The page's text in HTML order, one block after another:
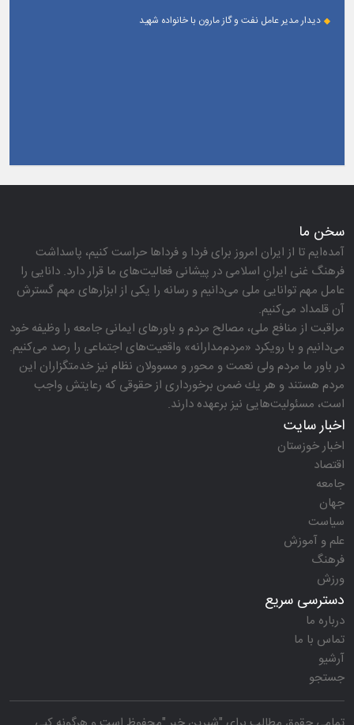
دیدار مدیر عامل نفت و گاز مارون با خانواده شهید
سخن ما
آمده‌ایم تا از ایران امروز برای فردا و فرداها حراست كنیم، پاسداشت
فرهنگ غنی ایرانِ اسلامی در پیشانی فعالیت‌های ما قرار دارد. دانایی را
عامل مهم توانایی ملی می‌دانیم و رسانه را یكی از ابزارهای مهم گسترش
آن قلمداد می‌كنیم.
مراقبت از منافع ملی، مصالح مردم و باورهای ایمانی جامعه را وظیفه خود
می‌دانیم و با رویكرد «مردم‌مدارانه‌» واقعیت‌های اجتماعی را رصد می‌كنیم.
در باور ما مردم ولی نعمت و محور و مسوولان نظام نیز خدمتگزاران این
مردم هستند و هر یك ضمن برخورداری از حقوقی كه رعایتش واجب
است، مسئولیت‌هایی نیز برعهده دارند.
اخبار سایت
اخبار خوزستان
اقتصاد
جامعه
جهان
سیاست
علم و آموزش
فرهنگ
ورزش
دسترسی سریع
درباره ما
تماس با ما
آرشیو
جستجو